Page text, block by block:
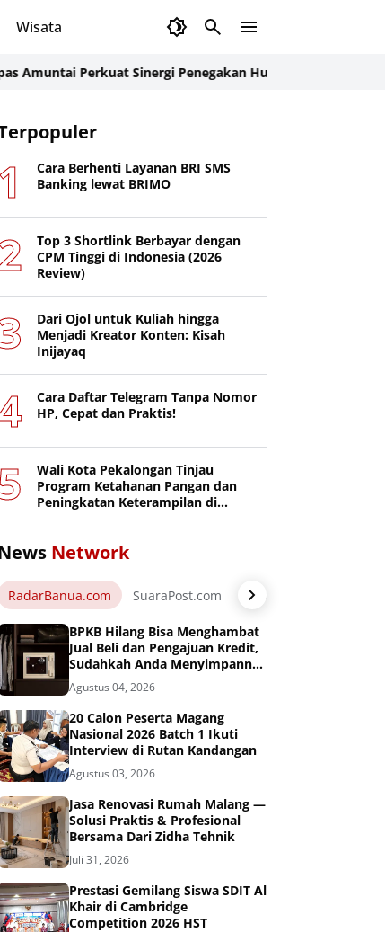
Wisata
Perkuat Sinergi Penegakan Hukum Melalui Sosialisasi
Cara Berhenti Layanan BRI SMS
Banking lewat BRIMO
Top 3 Shortlink Berbayar dengan
CPM Tinggi di Indonesia (2026
Review)
Dari Ojol untuk Kuliah hingga
Menjadi Kreator Konten: Kisah
Inijayaq
Cara Daftar Telegram Tanpa Nomor
HP, Cepat dan Praktis!
Wali Kota Pekalongan Tinjau
Program Ketahanan Pangan dan
Peningkatan Keterampilan di
Network
RadarBanua.com SuaraPost.com NarasiNews.com
BPKB Hilang Bisa Menghambat
Jual Beli dan Pengajuan Kredit,
Sudahkah Anda Menyimpannya
di Brankas BPKB?
Agustus 04, 2026
20 Calon Peserta Magang
Nasional 2026 Batch 1 Ikuti
Interview di Rutan Kandangan
Agustus 03, 2026
Jasa Renovasi Rumah Malang —
Solusi Praktis & Profesional
Bersama Dari Zidha Tehnik
Juli 31, 2026
Prestasi Gemilang Siswa SDIT Al
Khair di Cambridge
Competition 2026 HST